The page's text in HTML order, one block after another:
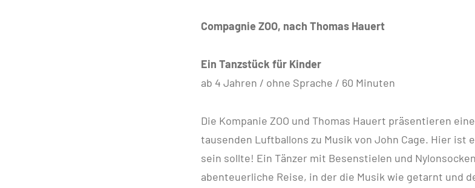
Compagnie ZOO, nach Thomas Hauert
Ein Tanzstück für Kinder
ab 4 Jahren / ohne Sprache / 60 Minuten
Die Kompanie ZOO und Thomas Hauert präsentieren
tausenden Luftballons zu Musik von John Cage. Hier ist
sein sollte! Ein Tänzer mit Besenstielen und
abenteuerliche Reise, in der die Musik wie getarnt und